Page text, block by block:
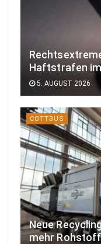
Haftstrafen
5. AUGUST 2026
COTTBUS
Neue
mehr